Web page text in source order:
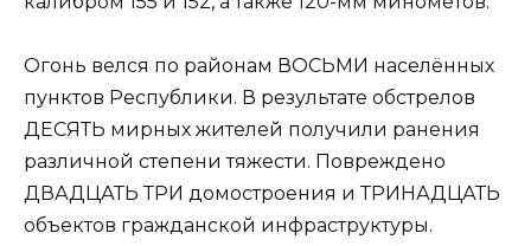
Огонь велся по районам ВОСЬМИ населённых
пунктов Республики. В результате обстрелов
ДЕСЯТЬ мирных жителей получили ранения
различной степени тяжести. Повреждено
ДВАДЦАТЬ ТРИ домостроения и ТРИНАДЦАТЬ
объектов гражданской инфраструктуры.